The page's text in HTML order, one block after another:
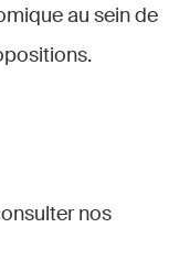
au sein de
nos